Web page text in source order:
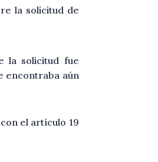
la solicitud de
la solicitud fue
encontraba aún
el artículo 19